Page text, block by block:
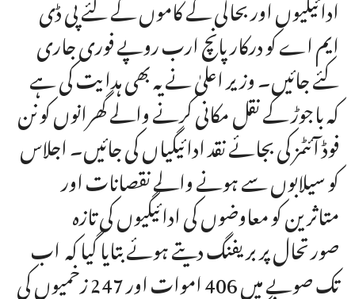
ایم اے کو درکار پانچ ارب روپے فوری جاری
کئے جائیں۔ وزیر اعلیٰ نے یہ بھی ہدایت کی ہے
کہ باجوڑ کے نقل مکانی کرنے والے گھرانوں کو نن
فوڈ آئٹمز کی بجائے نقد ادائیگیاں کی جائیں۔ اجلاس
کو سیلابوں سے ہونے والے نقصانات اور
متاثرین کو معاوضوں کی ادائیگیوں کی تازہ
صورتحال پر بریفنگ دیتے ہوئے بتایا گیا کہ اب
تک صوبے میں 406 اموات اور 247 زخمیوں کی